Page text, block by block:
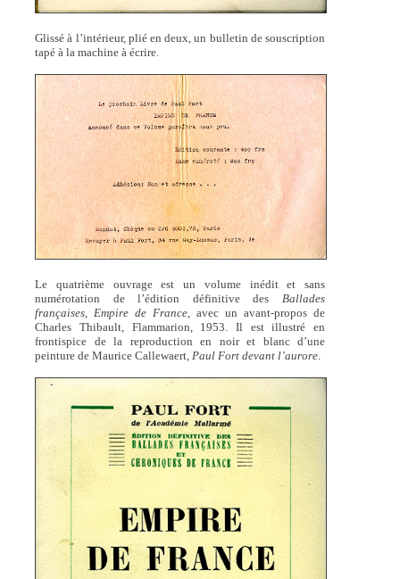
Glissé à l’intérieur, plié en deux, un bulletin de souscription
tapé à la machine à écrire.
Le quatrième ouvrage est un volume inédit et sans
numérotation de l’édition définitive desBallades
françaises, Empire de France, avec un avant-propos de
Charles Thibault, Flammarion, 1953. Il est illustré en
frontispice de la reproduction en noir et blanc d’une
peinture de Maurice Callewaert,Paul Fort devant l’aurore.